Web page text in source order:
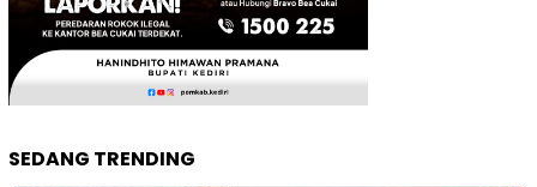
SEDANG TRENDING